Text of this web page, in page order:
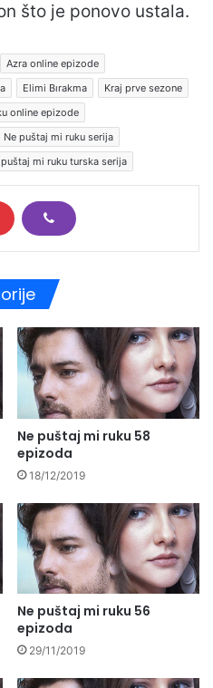
što je ponovo ustala.
Azra online epizode
Elimi Bırakma
Kraj prve sezone
online epizode
Ne puštaj mi ruku serija
puštaj mi ruku turska serija
Ne puštaj mi ruku 58
epizoda
18/12/2019
Ne puštaj mi ruku 56
epizoda
29/11/2019